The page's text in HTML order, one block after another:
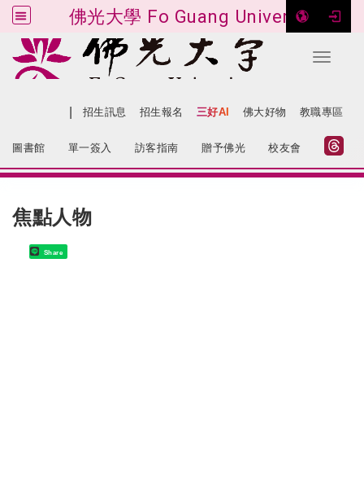
佛光大學 Fo Guang University
Toggle
跳到主要內容
招生訊息 招生報名 三好AI 佛大好物 教職專區
圖書館 單一簽入 訪客指南 贈予佛光 校友會
焦點人物
Share